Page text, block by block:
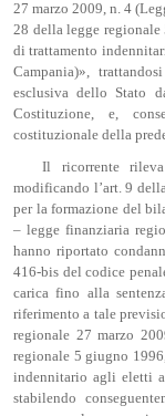
27 marzo 2009, n. 4
28 della legge
di trattamento
Campania)»,
esclusiva dello Stato
Costituzione, e,
costituzionale della
Il ricorrente
modificando l’art. 9
per la formazione del
– legge finanziaria
hanno riportato
416-bis del codice
carica fino alla
riferimento a tale
regionale 27 marzo
regionale 5 giugno
indennitario agli eletti
stabilendo